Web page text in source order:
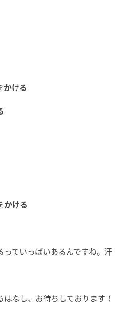
かける
かける
っていっぱいあるんですね。汗
はなし、お待ちしております！